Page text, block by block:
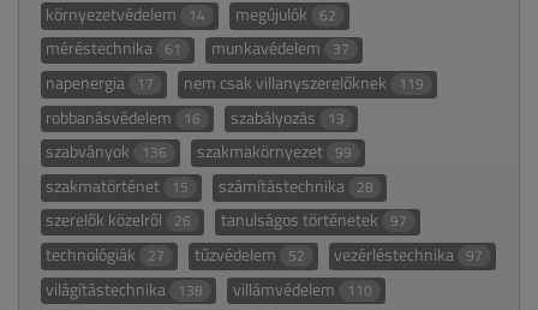
környezetvédelem 14 megújulók 62
méréstechnika 61 munkavédelem 37
napenergia 17 nem csak villanyszerelőknek 119
robbanásvédelem 16 szabályozás 13
szabványok 136 szakmakörnyezet 99
szakmatörténet 15 számítástechnika 28
szerelők közelről 26 tanulságos történetek 97
technológiák 27 tűzvédelem 52 vezérléstechnika 97
világítástechnika 138 villámvédelem 110